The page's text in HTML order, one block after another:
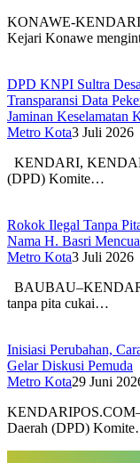
KONAWE-
Kejari Konawe
DPD KNPI Sultra
Transparansi Data
Jaminan Keselamatan
Metro Kota3 Juli 2026
KENDARI,
(DPD) Komite…
Rokok Ilegal Tanpa
Nama H. Basri
Metro Kota3 Juli 2026
tanpa pita cukai…
Inisiasi Perubahan,
Gelar Diskusi Pemuda
Metro Kota29 Juni
Daerah (DPD)